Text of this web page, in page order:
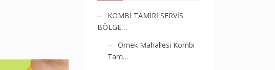
KOMBİ TAMİRİ SERVİS
BÖLGE…
Örnek Mahallesi Kombi
Tam…